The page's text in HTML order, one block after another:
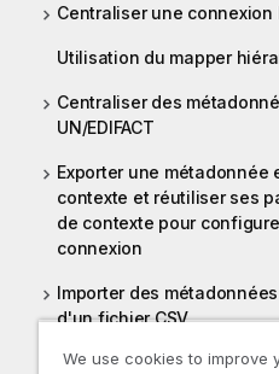
Centraliser une connexion
Utilisation du mapper
Centraliser des
UN/EDIFACT
Exporter une métadonnée
contexte et réutiliser ses
de contexte pour
connexion
Importer des
d'un fichier CSV
Comment utiliser les
We use cookies to improve